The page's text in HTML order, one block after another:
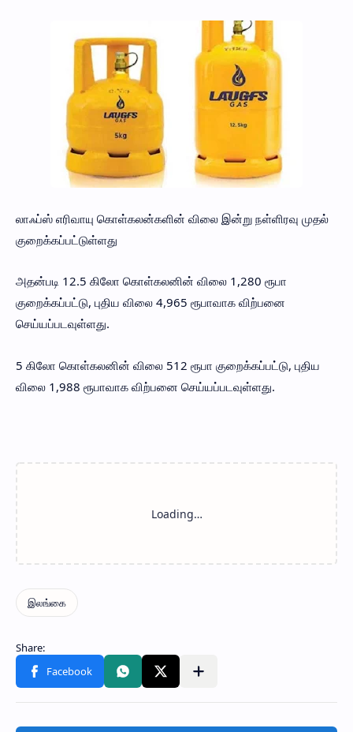
லாஃப்ஸ் எரிவாயு கொள்கலன்களின் விலை இன்று நள்ளிரவு முதல்
குறைக்கப்பட்டுள்ளது
அதன்படி 12.5 கிலோ கொள்கலனின் விலை 1,280 ரூபா
குறைக்கப்பட்டு, புதிய விலை 4,965 ரூபாவாக விற்பனை
செய்யப்படவுள்ளது.
5 கிலோ கொள்கலனின் விலை 512 ரூபா குறைக்கப்பட்டு, புதிய
விலை 1,988 ரூபாவாக விற்பனை செய்யப்படவுள்ளது.